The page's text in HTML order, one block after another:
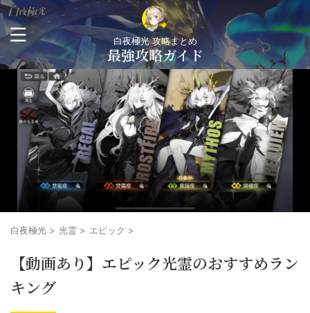
白夜極光 攻略まとめ
最強攻略ガイド
白夜極光 > 光霊 > エピック >
【動画あり】エピック光霊のおすすめラン
キング